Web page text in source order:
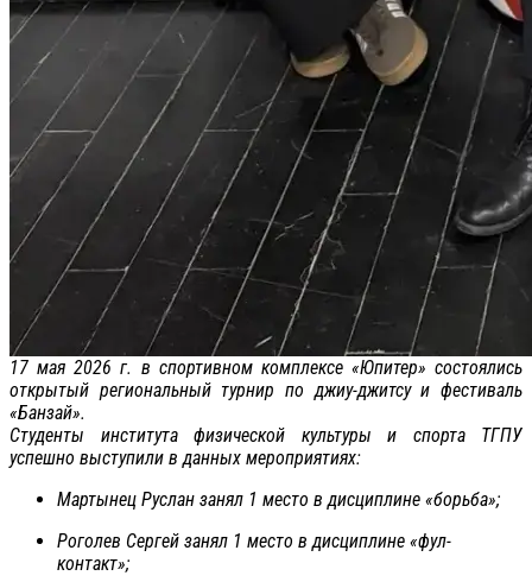
17 мая 2026 г. в спортивном комплексе «Юпитер» состоялись
открытый региональный турнир по джиу-джитсу и фестиваль
«Банзай».
Студенты института физической культуры и спорта ТГПУ
успешно выступили в данных мероприятиях:
Мартынец Руслан занял 1 место в дисциплине «борьба»;
Роголев Сергей занял 1 место в дисциплине «фул-
контакт»;